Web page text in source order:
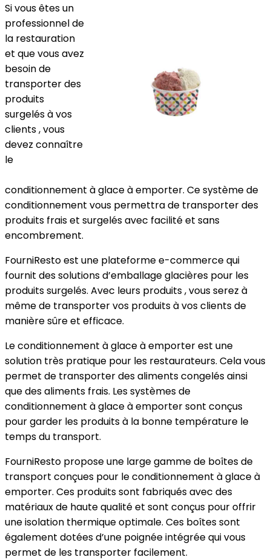
Si vous êtes un
professionnel de
la restauration
et que vous avez
besoin de
transporter des
produits
surgelés à vos
clients , vous
devez connaître
le
conditionnement à glace à emporter. Ce système de
conditionnement vous permettra de transporter des
produits frais et surgelés avec facilité et sans
encombrement.
FourniResto est une plateforme e-commerce qui
fournit des solutions d’emballage glacières pour les
produits surgelés. Avec leurs produits , vous serez à
même de transporter vos produits à vos clients de
manière sûre et efficace.
Le conditionnement à glace à emporter est une
solution très pratique pour les restaurateurs. Cela vous
permet de transporter des aliments congelés ainsi
que des aliments frais. Les systèmes de
conditionnement à glace à emporter sont conçus
pour garder les produits à la bonne température le
temps du transport.
FourniResto propose une large gamme de boîtes de
transport conçues pour le conditionnement à glace à
emporter. Ces produits sont fabriqués avec des
matériaux de haute qualité et sont conçus pour offrir
une isolation thermique optimale. Ces boîtes sont
également dotées d’une poignée intégrée qui vous
permet de les transporter facilement.